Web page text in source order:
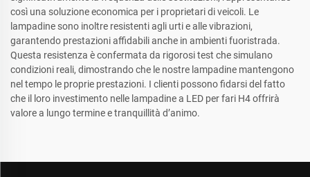
così una soluzione economica per i proprietari di veicoli. Le
lampadine sono inoltre resistenti agli urti e alle vibrazioni,
garantendo prestazioni affidabili anche in ambienti fuoristrada.
Questa resistenza è confermata da rigorosi test che simulano
condizioni reali, dimostrando che le nostre lampadine mantengono
nel tempo le proprie prestazioni. I clienti possono fidarsi del fatto
che il loro investimento nelle lampadine a LED per fari H4 offrirà
valore a lungo termine e tranquillità d’animo.